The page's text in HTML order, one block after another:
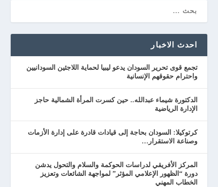
احدث الاخبار
تجمع قوى تحرير السودان يدعو ليبيا لحماية اللاجئين السودانيين
واحترام حقوقهم الإنسانية
الدكتورة شيماء عبدالله.. حين كسرت المرأة الشمالية حاجز
الإدارة الرياضية
كرتوكيلا: السودان بحاجة إلى قيادات قادرة على إدارة الأزمات
وصناعة الاستقرار…
المركز الأفريقي لدراسات الحوكمة والسلام والتحول يدشن
دورة “الظهور الإعلامي المؤثر” لمواجهة الشائعات وتعزيز
الخطاب المهني